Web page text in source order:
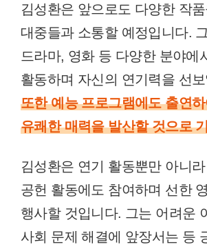
김성환은 앞으로도 다양한 작
대중들과 소통할 예정입니다.
드라마, 영화 등 다양한 분야에
활동하며 자신의 연기력을 선
또한 예능 프로그램에도 출연
유쾌한 매력을 발산할 것으로
김성환은 연기 활동뿐만 아니
공헌 활동에도 참여하며 선한
행사할 것입니다. 그는 어려운
사회 문제 해결에 앞장서는 등